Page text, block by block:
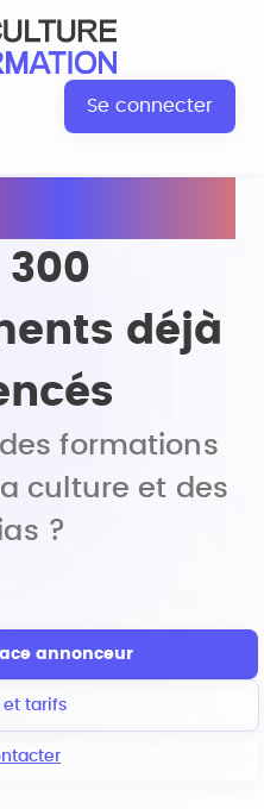
Se connecter
300
déjà
formations
culture et des
?
annonceur
et tarifs